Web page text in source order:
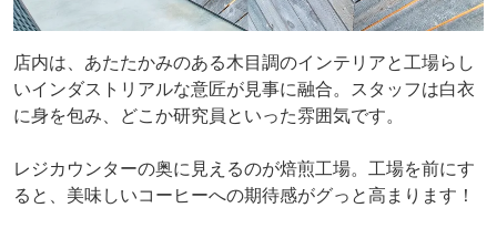
店内は、あたたかみのある木目調のインテリアと工場らし
いインダストリアルな意匠が見事に融合。スタッフは白衣
に身を包み、どこか研究員といった雰囲気です。
レジカウンターの奥に見えるのが焙煎工場。工場を前にす
ると、美味しいコーヒーへの期待感がグっと高まります！